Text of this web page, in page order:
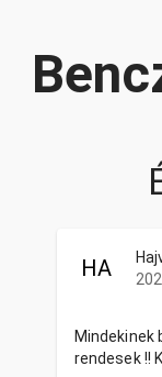
HA
Mindekinek
rendesek !!